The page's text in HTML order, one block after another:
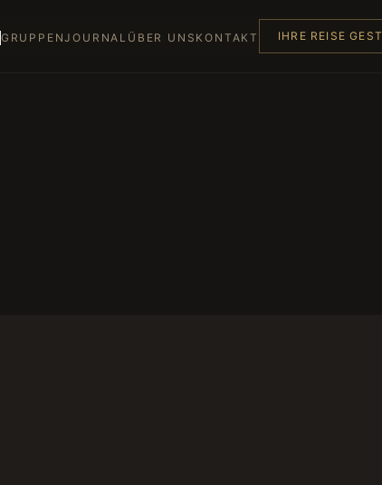
GRUPPENJOURNAL ÜBER UNS KONTAKT IHRE REISE